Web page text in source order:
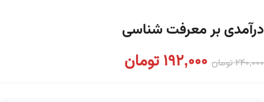
درآمدی بر معرفت شناسی
240,000تومان 192,000تومان